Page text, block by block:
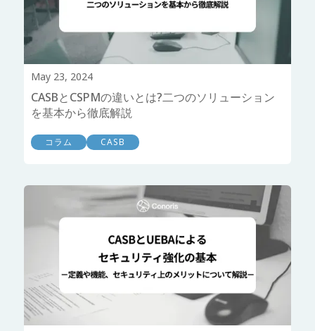
May 23, 2024
CASBとCSPMの違いとは?二つのソリューション
を基本から徹底解説
コラム CASB